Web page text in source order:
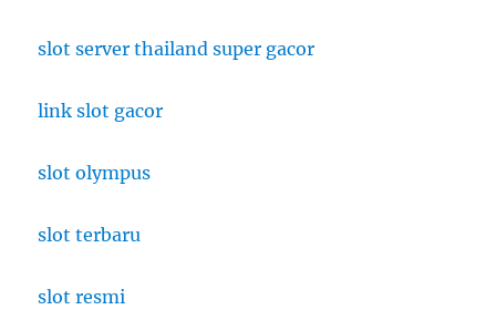
slot server thailand super gacor
link slot gacor
slot olympus
slot terbaru
slot resmi